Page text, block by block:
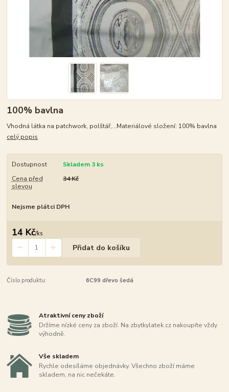
100% bavlna
Vhodná látka na patchwork, polštář,...Materiálové složení: 100% bavlna
celý popis
Dostupnost
Skladem 3 ks
Cena před
slevou
34 Kč
Nejsme plátci DPH
14 Kč/ks
Přidat do košíku
Číslo produktu: 6C99 dřevo šedá
Atraktivní ceny zboží
Držíme nízké ceny za zboží. Na zbytkylatek.cz nakoupíte vždy
výhodně.
Vše skladem
Rychle odesíláme objednávky. Všechno zboží máme
skladem, na nic nečekáte.